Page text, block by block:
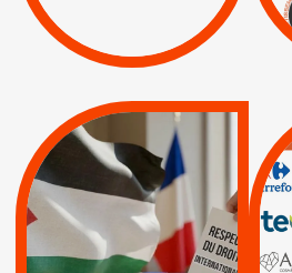
| Pétitions
MUNICIPALES 2026 :
JE VOTE POUR LE
RESPECT DU DROIT
INTERNATIONAL EN
PALESTINE